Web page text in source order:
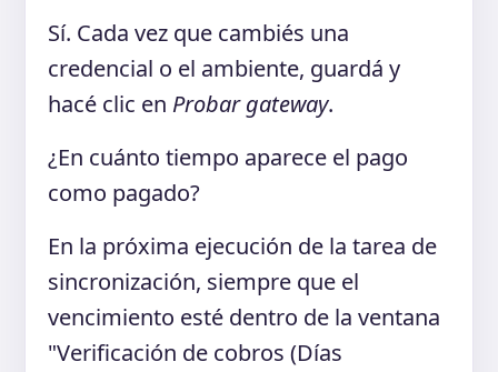
Sí. Cada vez que cambiés una
credencial o el ambiente, guardá y
hacé clic en Probar gateway.
¿En cuánto tiempo aparece el pago
como pagado?
En la próxima ejecución de la tarea de
sincronización, siempre que el
vencimiento esté dentro de la ventana
"Verificación de cobros (Días